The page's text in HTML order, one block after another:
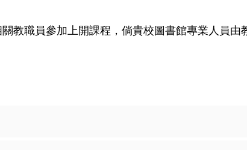
教職員參加上開課程，倘貴校圖書館專業人員由